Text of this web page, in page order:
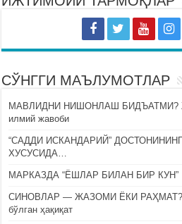
СЎНГГИ МАЪЛУМОТЛАР
МАВЛИДНИ НИШОНЛАШ БИДЪАТМИ?
илмий жавоби
“САДДИ ИСКАНДАРИЙ”
ХУСУСИДА…
МАРКАЗДА “ЁШЛАР БИЛАН БИР КУН”
СИНОВЛАР — ЖАЗОМИ ЁКИ РАҲМАТ?
бўлган ҳақиқат